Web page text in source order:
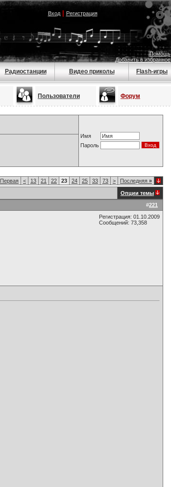
Вход| Регистрация
Помощь
Добавить в избранное
Радиостанции Видео приколы Flash-игры
Пользователи Форум
Имя
Пароль
Первая < 13 21 22 23 24 25 33 73 > Последняя »
Опции темы
#221
Регистрация: 01.10.2009
Сообщений: 73,358